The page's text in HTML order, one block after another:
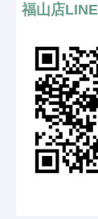
福山店LINE